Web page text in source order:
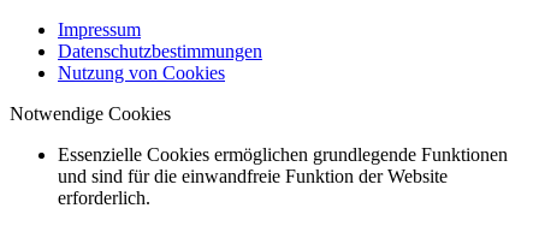
Impressum
Datenschutzbestimmungen
Nutzung von Cookies
Notwendige Cookies
Essenzielle Cookies ermöglichen grundlegende Funktionen
und sind für die einwandfreie Funktion der Website
erforderlich.